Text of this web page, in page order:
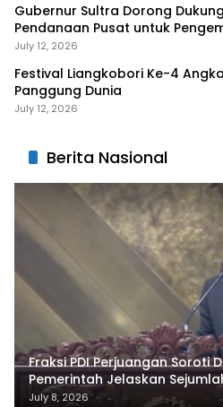
Gubernur Sultra Dorong
Pendanaan Pusat untuk
Liangkobhori
July 12, 2026
Festival Liangkobori Ke-4
Panggung Dunia
July 12, 2026
Berita Nasional
Fraksi PDI Perjuangan Soroti
Pemerintah Jelaskan
Tercapai
July 8, 2026